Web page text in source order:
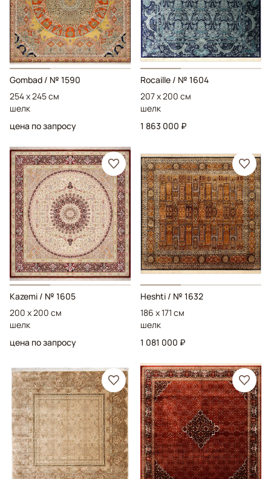
Gombad / № 1590
254 x 245 см
шелк
цена по запросу
Rocaille / № 1604
207 x 200 см
шелк
1 863 000 ₽
Kazemi / № 1605
200 x 200 см
шелк
цена по запросу
Heshti / № 1632
186 x 171 см
шелк
1 081 000 ₽